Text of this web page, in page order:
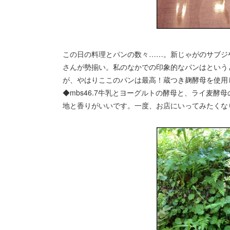
この日の料理とパンの数々……。新じゃがのサブ
さんが勢揃い。私のなかでの印象的なパンはとい
が、やはりここのパンは最高！蔵つき麹酵母を使
◆mbs46.7牛乳とヨーグルトの酵母と、ライ麦酵
地と香りがいいです。一度、お店にいってみたく